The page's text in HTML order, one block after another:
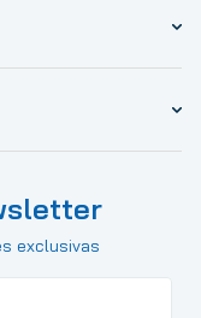
exclusivas